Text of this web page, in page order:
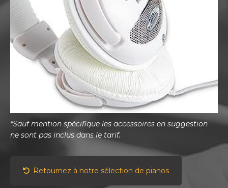
*Sauf mention spécifique les accessoires en suggestion
ne sont pas inclus dans le tarif.
Retournez à notre sélection de pianos